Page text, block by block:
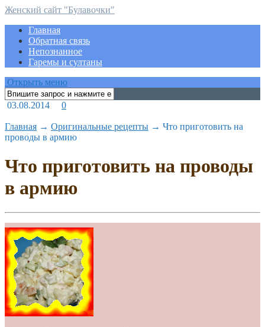
Женский сайт "Булавочки"
Главная
Обратная связь
Непознанное
Гаремы и султаны
Открыть меню
03.08.2014 0
Главная → Оригинальные рецепты → Что приготовить на
проводы в армию
Что приготовить на проводы
в армию